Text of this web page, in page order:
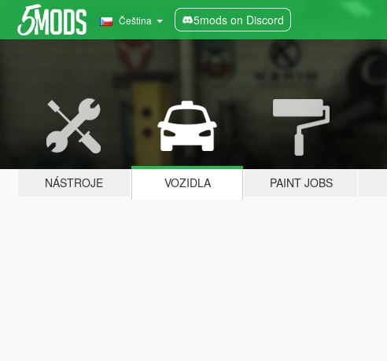
Čeština 5mods on Discord
NÁSTROJE VOZIDLA PAINT JOBS